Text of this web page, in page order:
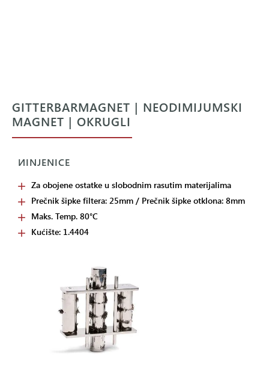
GITTERBARMAGNET | NEODIMIJUMSKI
MAGNET | OKRUGLI
ИINJENICE
Za obojene ostatke u slobodnim rasutim materijalima
Prečnik šipke filtera: 25mm / Prečnik šipke otklona: 8mm
Maks. Temp. 80°C
Kućište: 1.4404